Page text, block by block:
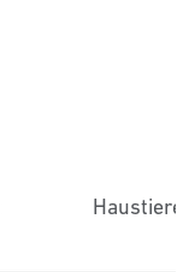
Haustiere